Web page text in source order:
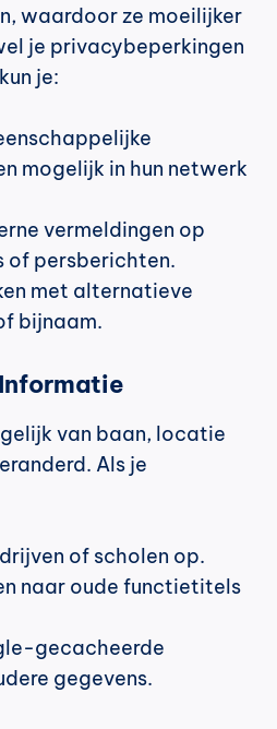
waardoor ze moeilijker
je privacybeperkingen
je:
mogelijk in hun netwerk
vermeldingen op
of persberichten.
met alternatieve
bijnaam.
van baan, locatie
Als je
of scholen op.
naar oude functietitels
gecacheerde
gegevens.